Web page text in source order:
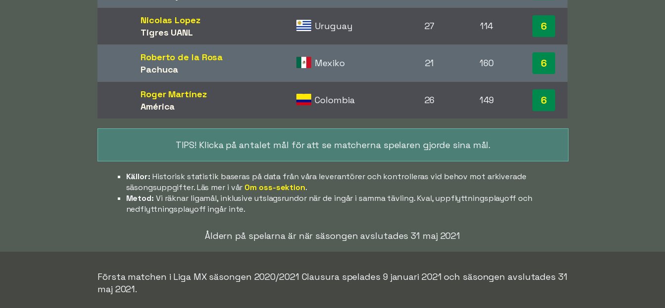
Nicolas Lopez
Tigres UANL
Uruguay 27 114 6
Roberto de la Rosa
Pachuca
Mexiko 21 160 6
Roger Martínez
América
Colombia 26 149 6
TIPS! Klicka på antalet mål för att se matcherna spelaren gjorde sina mål.
Källor: Historisk statistik baseras på data från våra leverantörer och kontrolleras vid behov mot arkiverade
säsongsuppgifter. Läs mer i vår Om oss-sektion.
Metod: Vi räknar ligamål, inklusive utslagsrundor när de ingår i samma tävling. Kval, uppflyttningsplayoff och
nedflyttningsplayoff ingår inte.
Åldern på spelarna är när säsongen avslutades 31 maj 2021
Första matchen i Liga MX säsongen 2020/2021 Clausura spelades 9 januari 2021 och säsongen avslutades 31
maj 2021.